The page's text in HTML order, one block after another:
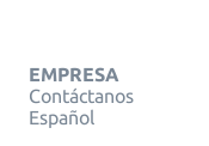
EMPRESA
Contáctanos
Español